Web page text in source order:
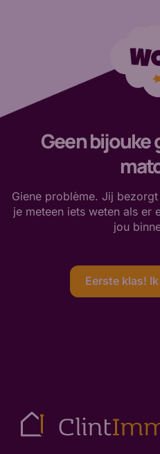
Geen bijouke
Giene problème. Jij
je meteen iets weten als er
jou
Eerste klas!